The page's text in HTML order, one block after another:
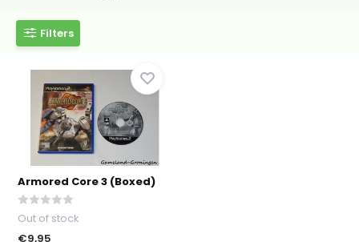
Filters
Armored Core 3 (Boxed)
Out of stock
€9,95